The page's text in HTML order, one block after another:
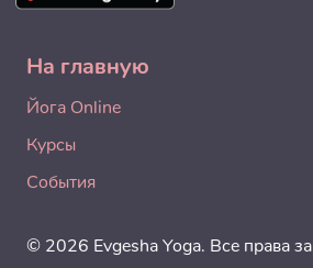
На главную
Йога Online
Курсы
События
© 2026 Evgesha Yoga. Все права